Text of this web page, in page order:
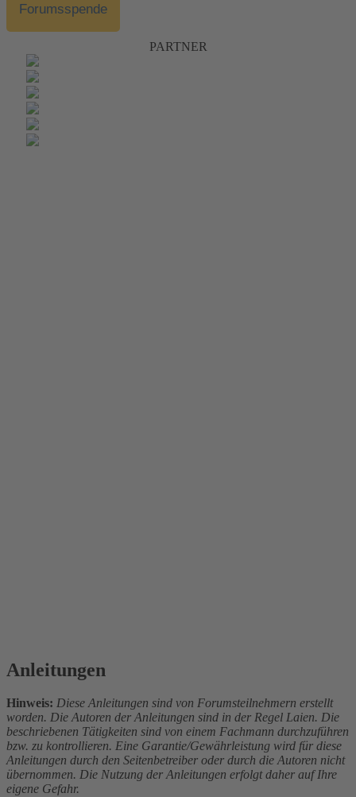
Forumsspende
PARTNER
Anleitungen
Hinweis: Diese Anleitungen sind von Forumsteilnehmern erstellt
worden. Die Autoren der Anleitungen sind in der Regel Laien. Die
beschriebenen Tätigkeiten sind von einem Fachmann durchzuführen
bzw. zu kontrollieren. Eine Garantie/Gewährleistung wird für diese
Anleitungen durch den Seitenbetreiber oder durch die Autoren nicht
übernommen. Die Nutzung der Anleitungen erfolgt daher auf Ihre
eigene Gefahr.